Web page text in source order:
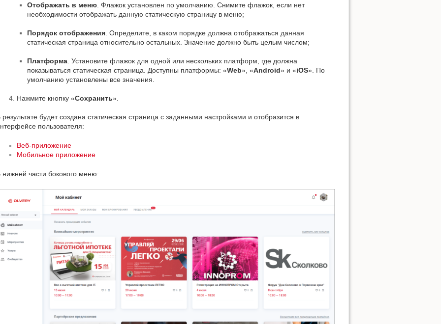
Отображать в меню . Флажок установлен по умолчанию. Снимите флажок, если нет
необходимости отображать данную статическую страницу в меню;
Порядок отображения . Определите, в каком порядке должна отображаться данная
статическая страница относительно остальных. Значение должно быть целым числом;
Платформа . Установите флажок для одной или нескольких платформ, где должна
показываться статическая страница. Доступны платформы: «Web», «Android» и «iOS». По
умолчанию установлены все значения.
Нажмите кнопку «Сохранить».
результате будет создана статическая страница с заданными настройками и отобразится в
пользователя:
Веб-приложение
Мобильное приложение
нижней части бокового меню: